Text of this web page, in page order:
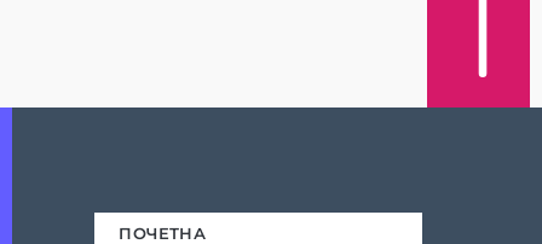
ПОЧЕТНА